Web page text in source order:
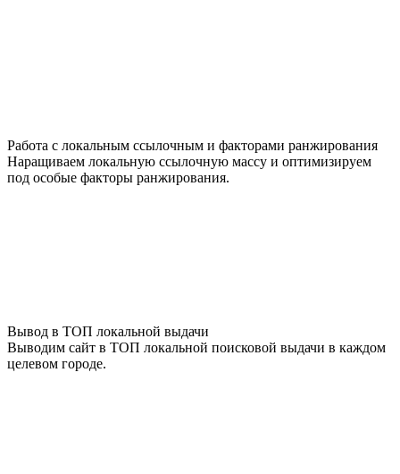
Работа с локальным ссылочным и факторами ранжирования
Наращиваем локальную ссылочную массу и оптимизируем
под особые факторы ранжирования.
Вывод в ТОП локальной выдачи
Выводим сайт в ТОП локальной поисковой выдачи в каждом
целевом городе.